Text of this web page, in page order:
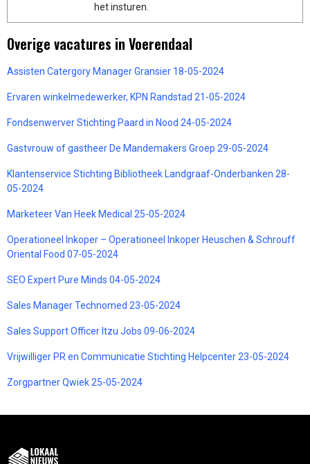
het insturen.
Overige vacatures in Voerendaal
Assisten Catergory Manager Gransier 18-05-2024
Ervaren winkelmedewerker, KPN Randstad 21-05-2024
Fondsenwerver Stichting Paard in Nood 24-05-2024
Gastvrouw of gastheer De Mandemakers Groep 29-05-2024
Klantenservice Stichting Bibliotheek Landgraaf-Onderbanken 28-
05-2024
Marketeer Van Heek Medical 25-05-2024
Operationeel Inkoper – Operationeel Inkoper Heuschen & Schrouff
Oriental Food 07-05-2024
SEO Expert Pure Minds 04-05-2024
Sales Manager Technomed 23-05-2024
Sales Support Officer Itzu Jobs 09-06-2024
Vrijwilliger PR en Communicatie Stichting Helpcenter 23-05-2024
Zorgpartner Qwiek 25-05-2024